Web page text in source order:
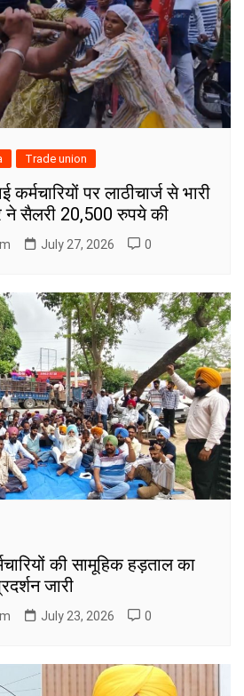
Trade union
पर लाठीचार्ज से भारी
ने सैलरी 20,500 रुपये की
July 27, 2026 0
की सामूहिक हड़ताल का
जारी
July 23, 2026 0